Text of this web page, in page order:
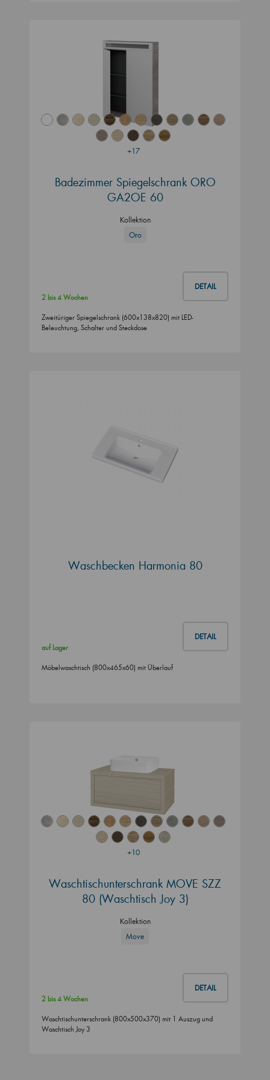
+17
Badezimmer Spiegelschrank ORO
GA2OE 60
Kollektion
Oro
DETAIL
2 bis 4 Wochen
Zweitüriger Spiegelschrank (600x138x820) mit LED-
Beleuchtung, Schalter und Steckdose
Waschbecken Harmonia 80
DETAIL
auf Lager
Möbelwaschtisch (800x465x60) mit Überlauf
+10
Waschtischunterschrank MOVE SZZ
80 (Waschtisch Joy 3)
Kollektion
Move
DETAIL
2 bis 4 Wochen
Waschtischunterschrank (800x500x370) mit 1 Auszug und
Waschtisch Joy 3